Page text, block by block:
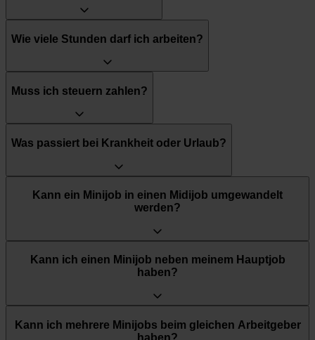
Wie viele Stunden darf ich arbeiten?
Muss ich steuern zahlen?
Was passiert bei Krankheit oder Urlaub?
Kann ein Minijob in einen Midijob umgewandelt
werden?
Kann ich einen Minijob neben meinem Hauptjob
haben?
Kann ich mehrere Minijobs beim gleichen Arbeitgeber
haben?